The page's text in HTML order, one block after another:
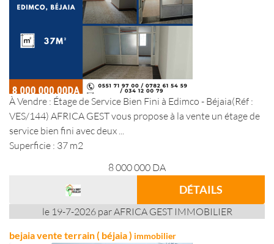
À Vendre : Étage de Service Bien Fini à Edimco - Béjaia(Réf :
VES/144) AFRICA GEST vous propose à la vente un étage de
service bien fini avec deux ...
Superficie : 37 m2
8 000 000 DA
DÉTAILS
le 19-7-2026 par AFRICA GEST IMMOBILIER
bejaia vente terrain ( béjaia ) immobilier